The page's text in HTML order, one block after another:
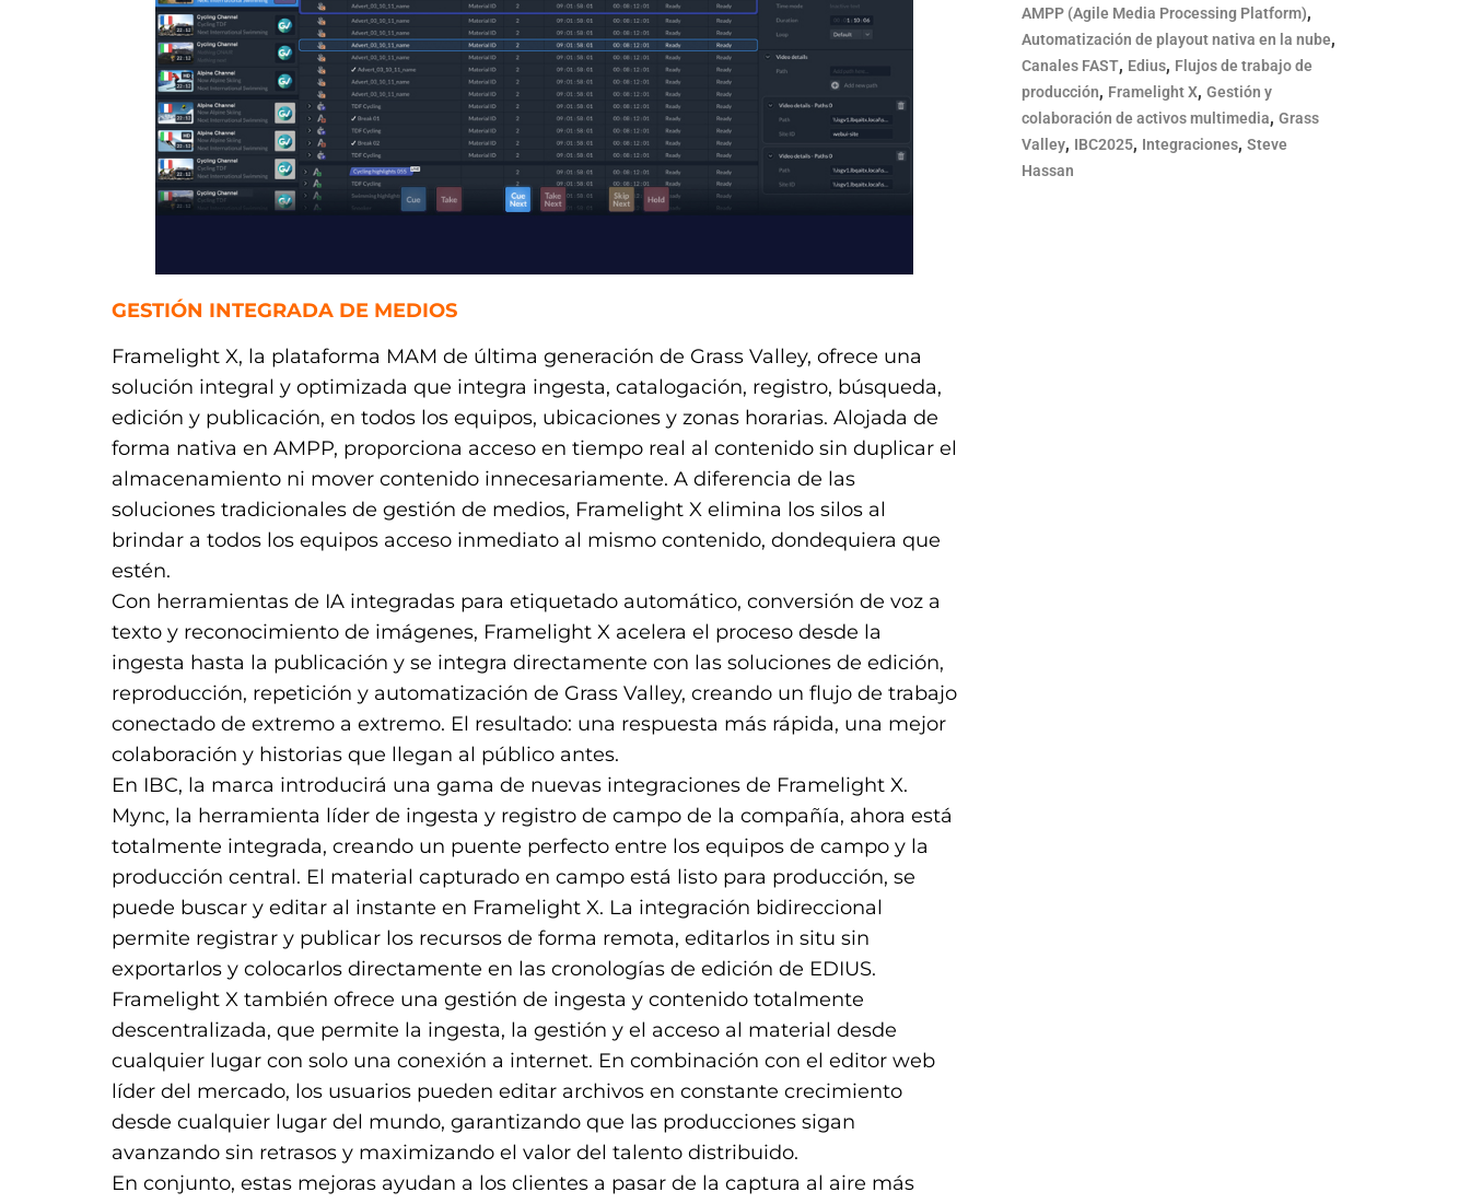
GESTIÓN INTEGRADA DE MEDIOS
Framelight X, la plataforma MAM de última generación de Grass Valley, ofrece una
solución integral y optimizada que integra ingesta, catalogación, registro, búsqueda,
edición y publicación, en todos los equipos, ubicaciones y zonas horarias. Alojada de
forma nativa en AMPP, proporciona acceso en tiempo real al contenido sin duplicar el
almacenamiento ni mover contenido innecesariamente. A diferencia de las
soluciones tradicionales de gestión de medios, Framelight X elimina los silos al
brindar a todos los equipos acceso inmediato al mismo contenido, dondequiera que
estén.
Con herramientas de IA integradas para etiquetado automático, conversión de voz a
texto y reconocimiento de imágenes, Framelight X acelera el proceso desde la
ingesta hasta la publicación y se integra directamente con las soluciones de edición,
reproducción, repetición y automatización de Grass Valley, creando un flujo de trabajo
conectado de extremo a extremo. El resultado: una respuesta más rápida, una mejor
colaboración y historias que llegan al público antes.
En IBC, la marca introducirá una gama de nuevas integraciones de Framelight X.
Mync, la herramienta líder de ingesta y registro de campo de la compañía, ahora está
totalmente integrada, creando un puente perfecto entre los equipos de campo y la
producción central. El material capturado en campo está listo para producción, se
puede buscar y editar al instante en Framelight X. La integración bidireccional
permite registrar y publicar los recursos de forma remota, editarlos in situ sin
exportarlos y colocarlos directamente en las cronologías de edición de EDIUS.
Framelight X también ofrece una gestión de ingesta y contenido totalmente
descentralizada, que permite la ingesta, la gestión y el acceso al material desde
cualquier lugar con solo una conexión a internet. En combinación con el editor web
líder del mercado, los usuarios pueden editar archivos en constante crecimiento
desde cualquier lugar del mundo, garantizando que las producciones sigan
avanzando sin retrasos y maximizando el valor del talento distribuido.
En conjunto, estas mejoras ayudan a los clientes a pasar de la captura al aire más
AMPP (Agile Media Processing Platform),
Automatización de playout nativa en la nube,
Canales FAST, Edius, Flujos de trabajo de
producción, Framelight X,Gestión y
colaboración de activos multimedia,Grass
Valley, IBC2025, Integraciones,Steve
Hassan